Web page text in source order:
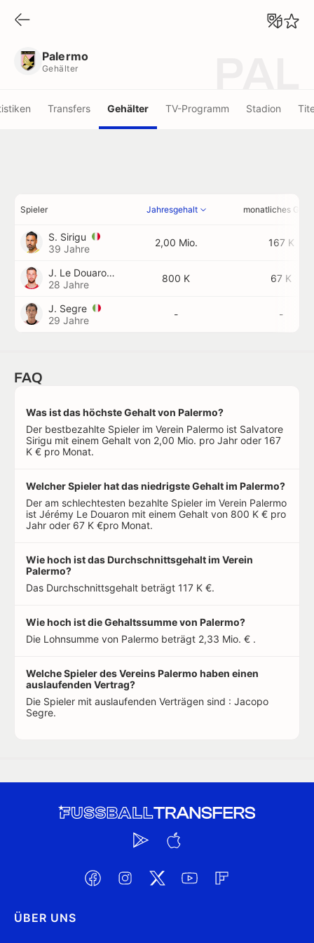
Palermo
Gehälter
Transfers Gehälter TV-Programm Stadion
Spieler Jahresgehalt monatliches
S. Sirigu
39 Jahre
2,00 Mio. 167 K
J. Le Douaron
28 Jahre
800 K 67 K
J. Segre
29 Jahre
- -
FAQ
Was ist das höchste Gehalt von Palermo?
Der bestbezahlte Spieler im Verein Palermo ist Salvatore
Sirigu mit einem Gehalt von 2,00 Mio. pro Jahr oder 167
K € pro Monat.
Welcher Spieler hat das niedrigste Gehalt im Palermo?
Der am schlechtesten bezahlte Spieler im Verein Palermo
ist Jérémy Le Douaron mit einem Gehalt von 800 K € pro
Jahr oder 67 K €pro Monat.
Wie hoch ist das Durchschnittsgehalt im Verein
Palermo?
Das Durchschnittsgehalt beträgt 117 K €.
Wie hoch ist die Gehaltssumme von Palermo?
Die Lohnsumme von Palermo beträgt 2,33 Mio. € .
Welche Spieler des Vereins Palermo haben einen
auslaufenden Vertrag?
Die Spieler mit auslaufenden Verträgen sind : Jacopo
Segre.
ÜBER UNS